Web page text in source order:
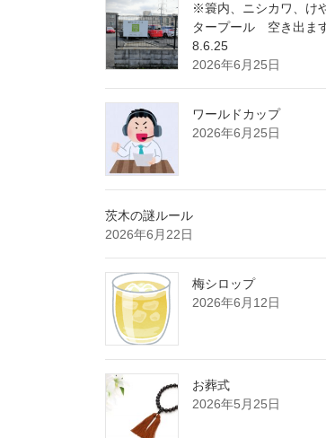
※簑内、ニシカワ、け
タープール 空き出ま
8.6.25
2026年6月25日
ワールドカップ
2026年6月25日
茨木の謎ルール
2026年6月22日
梅シロップ
2026年6月12日
お葬式
2026年5月25日